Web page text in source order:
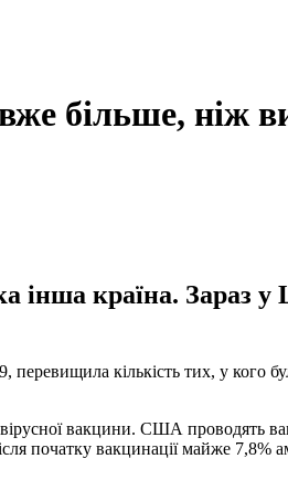
більше, ніж
країна. Зараз у
кількість тих, у кого
вакцини. США проводять
початку вакцинації майже